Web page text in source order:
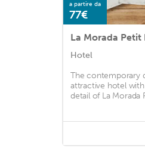
a partire da
77€
La Morada Petit
Hotel
The contemporary
attractive hotel
detail of La Morada